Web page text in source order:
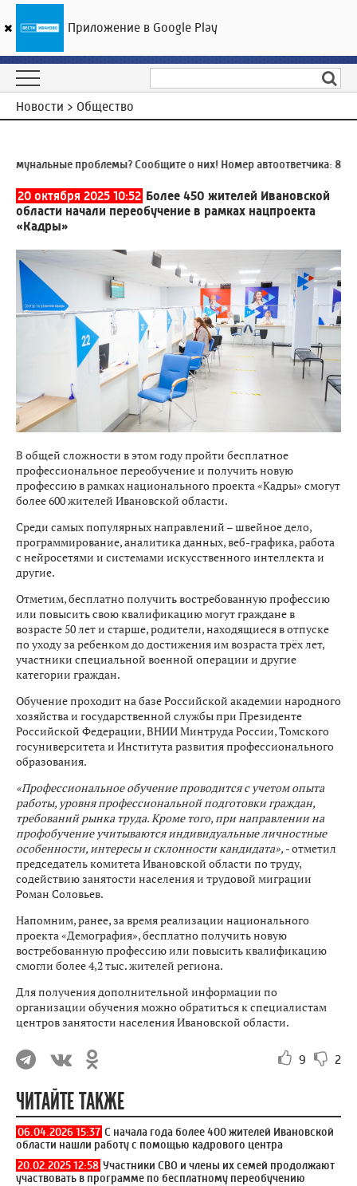
ГТРК «Ивтелерадио»
Новости > Общество
проблемы? Сообщите о них! Номер автоответчика:8
20 октября 2025 10:52 Более 450 жителей Ивановской
области начали переобучение в рамках нацпроекта
«Кадры»
В общей сложности в этом году пройти бесплатное
профессиональное переобучение и получить новую
профессию в рамках национального проекта «Кадры» смогут
более 600 жителей Ивановской области.
Среди самых популярных направлений – швейное дело,
программирование, аналитика данных, веб-графика, работа
с нейросетями и системами искусственного интеллекта и
другие.
Отметим, бесплатно получить востребованную профессию
или повысить свою квалификацию могут граждане в
возрасте 50 лет и старше, родители, находящиеся в отпуске
по уходу за ребенком до достижения им возраста трёх лет,
участники специальной военной операции и другие
категории граждан.
Обучение проходит на базе Российской академии народного
хозяйства и государственной службы при Президенте
Российской Федерации, ВНИИ Минтруда России, Томского
госуниверситета и Института развития профессионального
образования.
«Профессиональное обучение проводится с учетом опыта
работы, уровня профессиональной подготовки граждан,
требований рынка труда. Кроме того, при направлении на
профобучение учитываются индивидуальные личностные
особенности, интересы и склонности кандидата», - отметил
председатель комитета Ивановской области по труду,
содействию занятости населения и трудовой миграции
Роман Соловьев.
Напомним, ранее, за время реализации национального
проекта «Демография», бесплатно получить новую
востребованную профессию или повысить квалификацию
смогли более 4,2 тыс. жителей региона.
Для получения дополнительной информации по
организации обучения можно обратиться к специалистам
центров занятости населения Ивановской области.
9 2
ЧИТАЙТЕ ТАКЖЕ
06.04.2026 15:37 С начала года более 400 жителей Ивановской
области нашли работу с помощью кадрового центра
20.02.2025 12:58 Участники СВО и члены их семей продолжают
участвовать в программе по бесплатному переобучению
Приложение в Google Play